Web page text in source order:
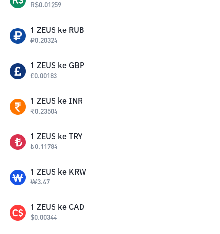
R$0.01259
1 ZEUS ke RUB
₽0.20324
1 ZEUS ke GBP
£0.00183
1 ZEUS ke INR
₹0.23504
1 ZEUS ke TRY
₺0.11784
1 ZEUS ke KRW
₩3.47
1 ZEUS ke CAD
$0.00344